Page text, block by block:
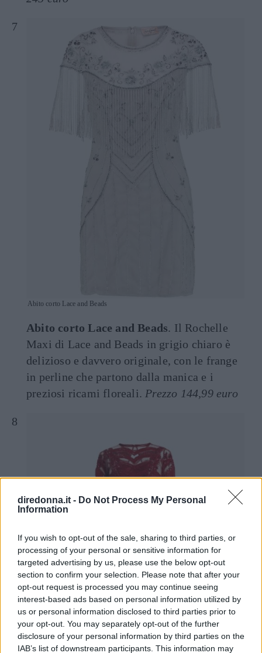
diredonna.it - Do Not Process My Personal
Information
If you wish to opt-out of the sale, sharing to third parties, or
processing of your personal or sensitive information for
targeted advertising by us, please use the below opt-out
section to confirm your selection. Please note that after your
opt-out request is processed you may continue seeing
interest-based ads based on personal information utilized by
us or personal information disclosed to third parties prior to
your opt-out. You may separately opt-out of the further
disclosure of your personal information by third parties on the
IAB’s list of downstream participants. This information may
Abito corto Lace and Beads
Abito corto Lace and Beads. Il Rochelle
Maxi di Lace and Beads in grigio chiaro è
delizioso e davvero originale, con le frange
in perline che partono dalla manica e i
preziosi ricami floreali.Prezzo 144,99 euro